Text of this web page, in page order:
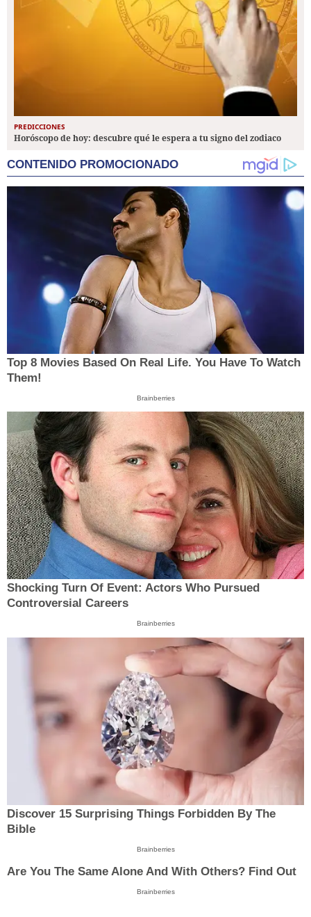
PREDICCIONES
Horóscopo de hoy: descubre qué le espera a tu signo del zodiaco
CONTENIDO PROMOCIONADO
Top 8 Movies Based On Real Life. You Have To Watch
Them!
Brainberries
Shocking Turn Of Event: Actors Who Pursued
Controversial Careers
Brainberries
Discover 15 Surprising Things Forbidden By The
Bible
Brainberries
Are You The Same Alone And With Others? Find Out
Brainberries